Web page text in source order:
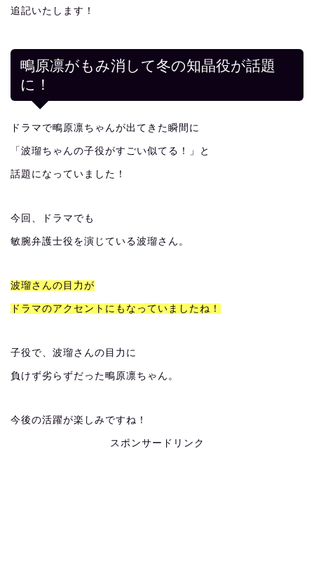
追記いたします！
鴫原凛がもみ消して冬の知晶役が話題
に！
ドラマで鴫原凛ちゃんが出てきた瞬間に
「波瑠ちゃんの子役がすごい似てる！」と
話題になっていました！
今回、ドラマでも
敏腕弁護士役を演じている波瑠さん。
波瑠さんの目力が
ドラマのアクセントにもなっていましたね！
子役で、波瑠さんの目力に
負けず劣らずだった鴫原凛ちゃん。
今後の活躍が楽しみですね！
スポンサードリンク